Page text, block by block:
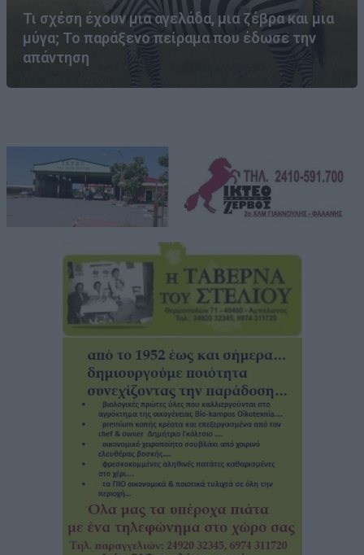
Τι σχέση έχουν μια αγελάδα, μια ζέβρα και μια
μύγα; Το παράξενο πείραμα που έδωσε την
απάντηση